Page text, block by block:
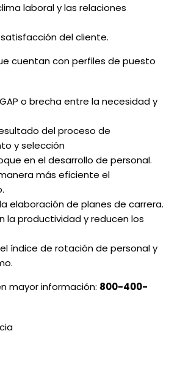
laboral y las relaciones
del cliente.
cuentan con perfiles de puesto
o brecha entre la necesidad y
del proceso de
y selección
en el desarrollo de personal.
más eficiente el
elaboración de planes de carrera.
la productividad y reducen los
índice de rotación de personal y
mayor información: 800-400-